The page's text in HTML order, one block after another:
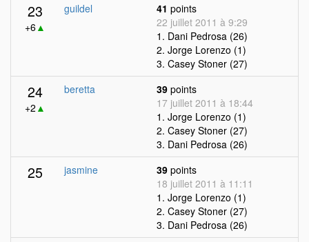
23
+6▲
guildel 41 points
22 juillet 2011 à 9:29
1. Dani Pedrosa (26)
2. Jorge Lorenzo (1)
3. Casey Stoner (27)
24
+2 ▲
beretta 39 points
17 juillet 2011 à 18:44
1. Jorge Lorenzo (1)
2. Casey Stoner (27)
3. Dani Pedrosa (26)
25 jasmine 39 points
18 juillet 2011 à 11:11
1. Jorge Lorenzo (1)
2. Casey Stoner (27)
3. Dani Pedrosa (26)